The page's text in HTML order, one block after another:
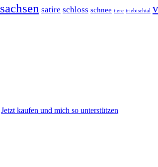
sachsen satire schloss schnee tiere triebischtal
Jetzt kaufen und mich so unterstützen